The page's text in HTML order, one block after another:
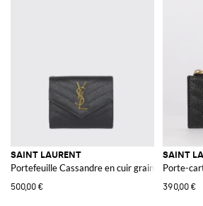
SAINT LAURENT
Portefeuille Cassandre en cuir grain de poudre
500,00 €
SAINT
Porte-
390,00 €